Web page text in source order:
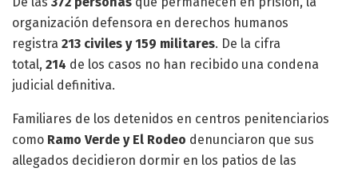
organización defensora en derechos humanos
registra 213 civiles y 159 militares. De la cifra
total, 214 de los casos no han recibido una condena
judicial definitiva.
Familiares de los detenidos en centros penitenciarios
como Ramo Verde y El Rodeo denunciaron que sus
allegados decidieron dormir en los patios de las